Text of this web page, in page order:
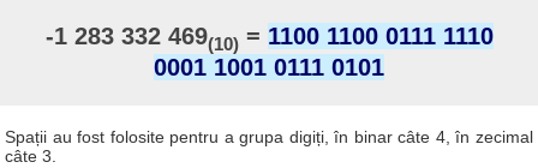
-1 283 332 469(10) = 1100 1100 0111 1110
0001 1001 0111 0101
Spații au fost folosite pentru a grupa digiți, în binar câte 4, în zecimal
câte 3.